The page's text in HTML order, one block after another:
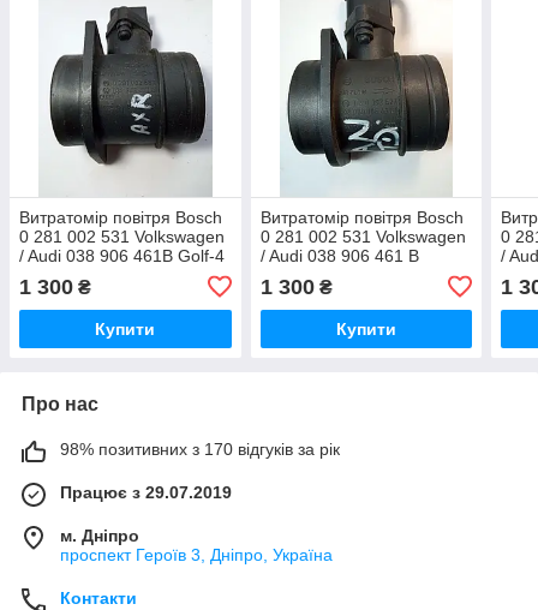
Витратомір повітря Bosch
0 281 002 531 Volkswagen
/ Audi 038 906 461B Golf-4
1 300 ₴
Купити
Витратомір повітря Bosch
0 281 002 531 Volkswagen
/ Audi 038 906 461 B
1 300₴
Купити
0
/
1
Про нас
98% позитивних з 170 відгуків за рік
Працює з 29.07.2019
м. Дніпро
проспект Героїв 3, Дніпро, Україна
Контакти